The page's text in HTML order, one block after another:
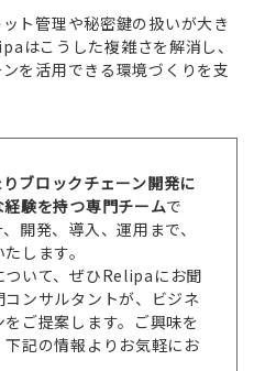
ト管理や秘密鍵の扱いが大き
はこうした複雑さを解消し、
を活用できる環境づくりを支
ブロックチェーン開発に
験を持つ専門チームで
開発、導入、運用まで、
します。
ついて、ぜひRelipaにお聞
ンサルタントが、ビジネ
ご提案します。ご興味を
記の情報よりお気軽にお